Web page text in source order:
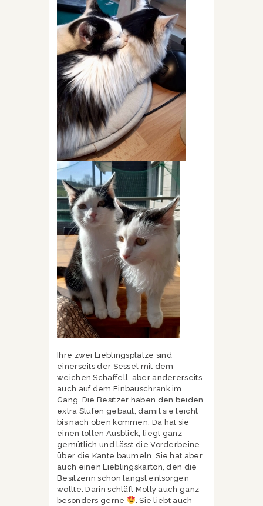
Ihre zwei Lieblingsplätze sind
einerseits der Sessel mit dem
weichen Schaffell, aber andererseits
auch auf dem Einbauschrank im
Gang. Die Besitzer haben den beiden
extra Stufen gebaut, damit sie leicht
bis nach oben kommen. Da hat sie
einen tollen Ausblick, liegt ganz
gemütlich und lässt die Vorderbeine
über die Kante baumeln. Sie hat aber
auch einen Lieblingskarton, den die
Besitzerin schon längst entsorgen
wollte. Darin schläft Molly auch ganz
besonders gerne
. Sie liebt auch